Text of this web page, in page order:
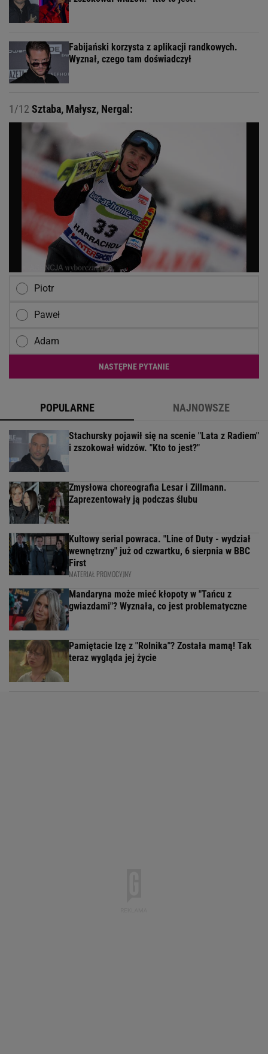
Fabijański korzysta z aplikacji randkowych.
Wyznał, czego tam doświadczył
1/12 Sztaba, Małysz, Nergal:
Piotr
Paweł
Adam
NASTĘPNE PYTANIE
POPULARNE NAJNOWSZE
Stachursky pojawił się na scenie "Lata z Radiem"
i zszokował widzów. "Kto to jest?"
Zmysłowa choreografia Lesar i Zillmann.
Zaprezentowały ją podczas ślubu
Kultowy serial powraca. "Line of Duty - wydział
wewnętrzny" już od czwartku, 6 sierpnia w BBC
First
MATERIAŁ PROMOCYJNY
Mandaryna może mieć kłopoty w "Tańcu z
gwiazdami"? Wyznała, co jest problematyczne
Pamiętacie Izę z "Rolnika"? Została mamą! Tak
teraz wygląda jej życie